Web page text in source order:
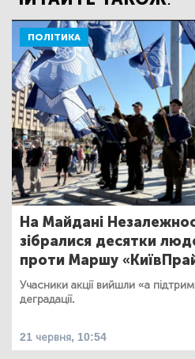
ПОЛІТИКА
На Майдані
зібралися десятки
проти Маршу
Учасники акції вийшли «а
деградації.
21 червня, 10:54